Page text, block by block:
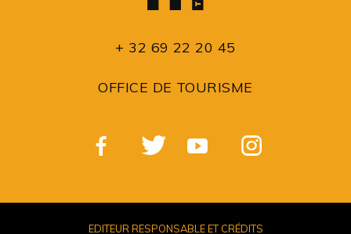
+ 32 69 22 20 45
OFFICE DE TOURISME
EDITEUR RESPONSABLE ET CRÉDITS